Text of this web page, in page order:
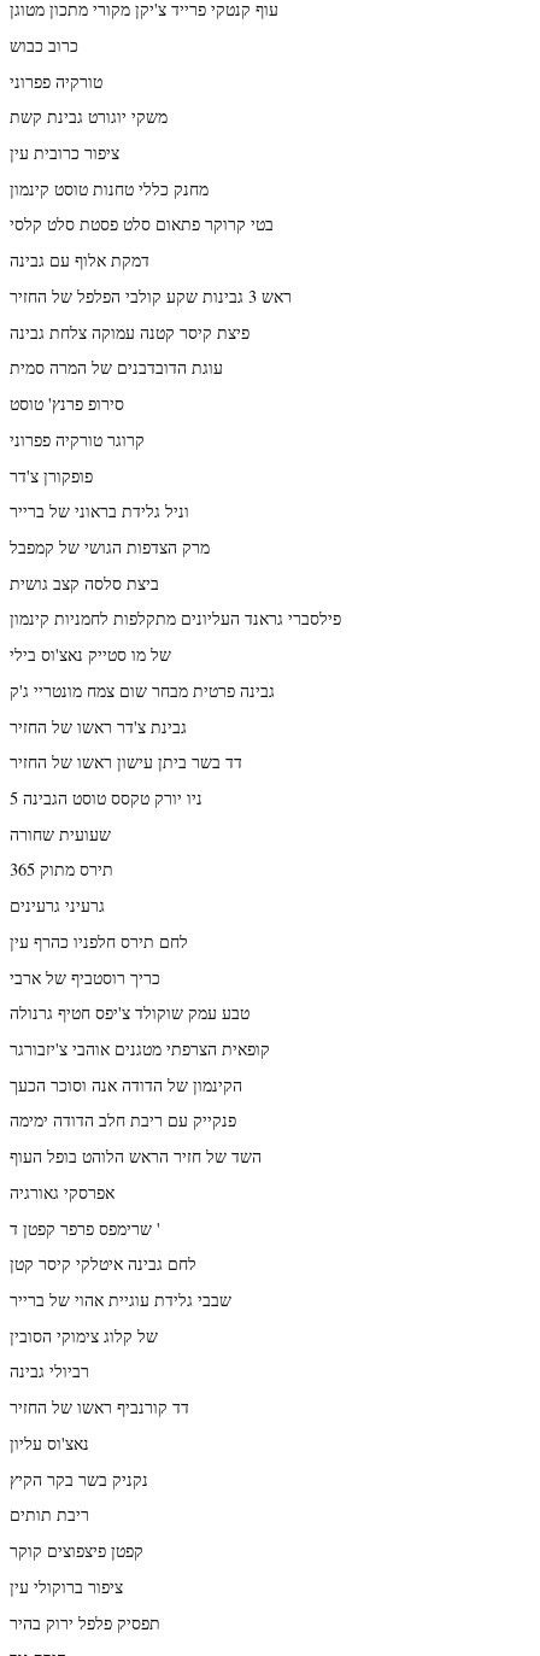
עוף קנטקי פרייד צ'יקן מקורי מתכון מטוגן
כרוב כבוש
טורקיה פפרוני
משקי יוגורט גבינת קשת
ציפור כרובית עין
מחנק כללי טחנות טוסט קינמון
בטי קרוקר פתאום סלט פסטת סלט קלסי
דמקת אלוף עם גבינה
ראש 3 גבינות שקע קולבי הפלפל של החזיר
פיצת קיסר קטנה עמוקה צלחת גבינה
עוגת הדובדבנים של המרה סמית
סירופ פרנץ' טוסט
קרוגר טורקיה פפרוני
פופקורן צ'דר
וניל גלידת בראוני של ברייר
מרק הצדפות הגושי של קמפבל
ביצת סלסה קצב גושית
פילסברי גראנד העליונים מתקלפות לחמניות קינמון
של מו סטייק נאצ'וס בילי
גבינה פרטית מבחר שום צמח מונטריי ג'ק
גבינת צ'דר ראשו של החזיר
דד בשר ביתן עישון ראשו של החזיר
ניו יורק טקסס טוסט הגבינה 5
שעועית שחורה
תירס מתוק 365
גרעיני גרעינים
לחם תירס חלפניו כהרף עין
כריך רוסטביף של ארבי
טבע עמק שוקולד צ'יפס חטיף גרנולה
קופאית הצרפתי מטגנים אוהבי צ'יזבורגר
הקינמון של הדודה אנה וסוכר הכעך
פנקייק עם ריבת חלב הדודה ימימה
השד של חזיר הראש הלוהט בופל העוף
אפרסקי גאורגיה
שרימפס פרפר קפטן ד '
לחם גבינה איטלקי קיסר קטן
שבבי גלידת עוגיית אהוי של ברייר
של קלוג צימוקי הסובין
רביולי גבינה
דד קורנביף ראשו של החזיר
נאצ'וס עליון
נקניק בשר בקר הקיץ
ריבת תותים
קפטן פיצפוצים קוקר
ציפור ברוקולי עין
תפסיק פלפל ירוק בהיר